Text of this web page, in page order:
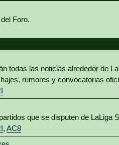
Foro.
todas las noticias alrededor de
rumores y convocatorias
que se disputen de LaLiga
, AC8